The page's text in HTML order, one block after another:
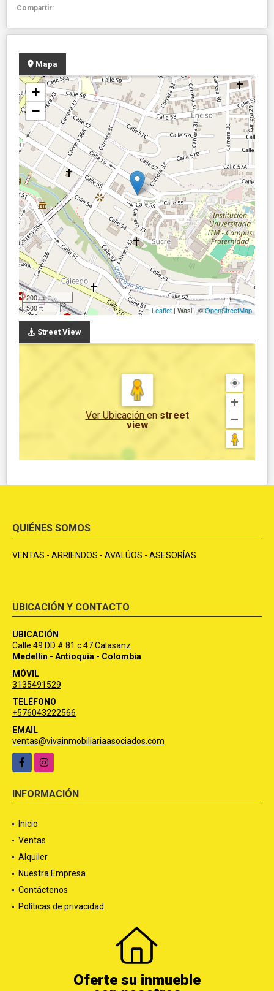
Compartir:
Mapa
+
−
200 m
500 ft
Leaflet | Wasi - ©OpenStreetMap
Street View
Ver Ubicación en street
view
QUIÉNES SOMOS
VENTAS - ARRIENDOS - AVALÚOS - ASESORÍAS
UBICACIÓN Y CONTACTO
UBICACIÓN
Calle 49 DD # 81 c 47 Calasanz
Medellín - Antioquia - Colombia
MÓVIL
3135491529
TELÉFONO
+576043222566
EMAIL
ventas@vivainmobiliariaasociados.com
FacebookInstagram
INFORMACIÓN
Inicio
Ventas
Alquiler
Nuestra Empresa
Contáctenos
Políticas de privacidad
Oferte su inmueble